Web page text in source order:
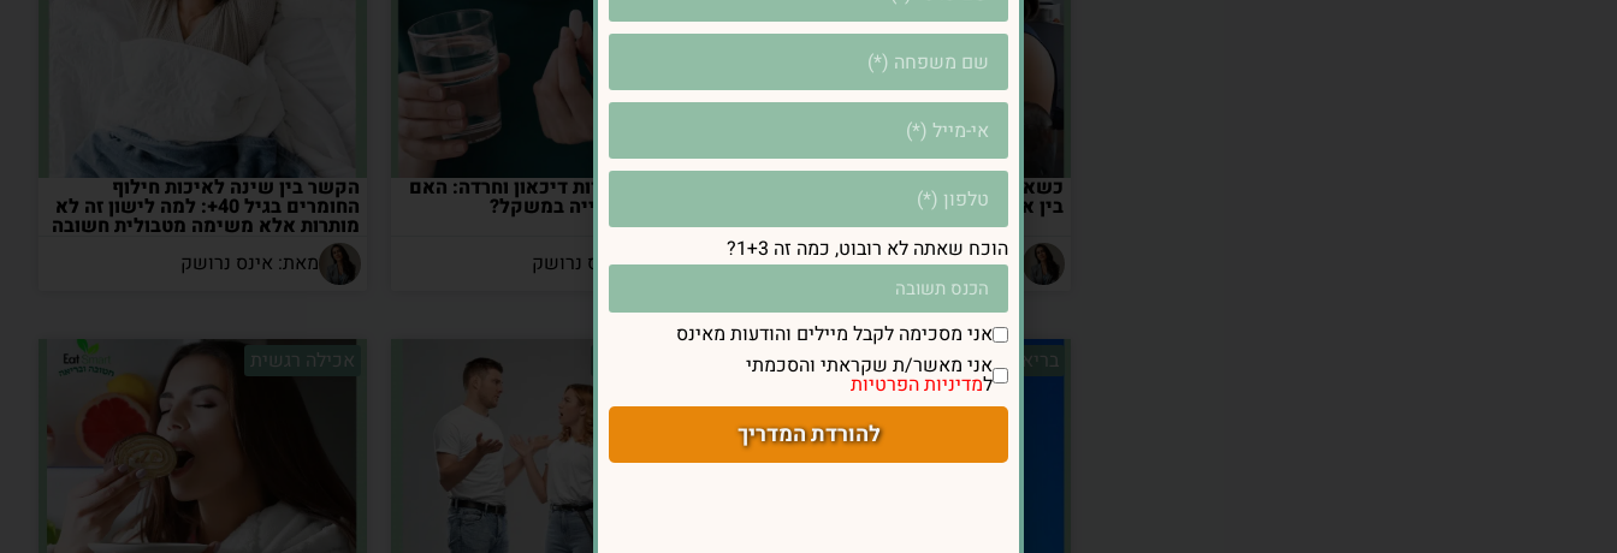
כשאוכל הופך למפלט: איך מאזנים
בין אכילה לרגשות?
מאת: אינס נרושק
💊 תרופות נוגדות דיכאון וחרדה: האם
הן גורמות לעלייה במשקל?
מאת: אינס נרושק
הקשר בין שינה לאיכות חילוף
החומרים בגיל 40+: למה לישון זה לא
מותרות אלא משימה מטבולית חשובה
מאת: אינס נרושק
בריאות מטבולית אכילה רגשית
הוכח שאתה לא רובוט, כמה זה 1+3?
אני מסכימה לקבל מיילים והודעות מאינס
אני מאשר/ת שקראתי והסכמתי
למדיניות הפרטיות
להורדת המדריך